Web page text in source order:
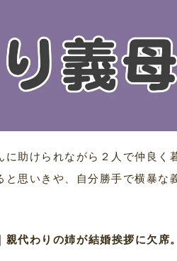
助けられながら２人で仲良く
思いきや、自分勝手で横暴な
親代わりの姉が結婚挨拶に欠席